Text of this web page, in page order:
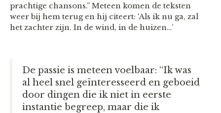
prachtige chansons.” Meteen komen de teksten
weer bij hem terug en hij citeert: ‘Als ik nu ga, zal
het zachter zijn. In de wind, in de huizen…’
De passie is meteen voelbaar: “Ik was
al heel snel geïnteresseerd en geboeid
door dingen die ik niet in eerste
instantie begreep, maar die ik